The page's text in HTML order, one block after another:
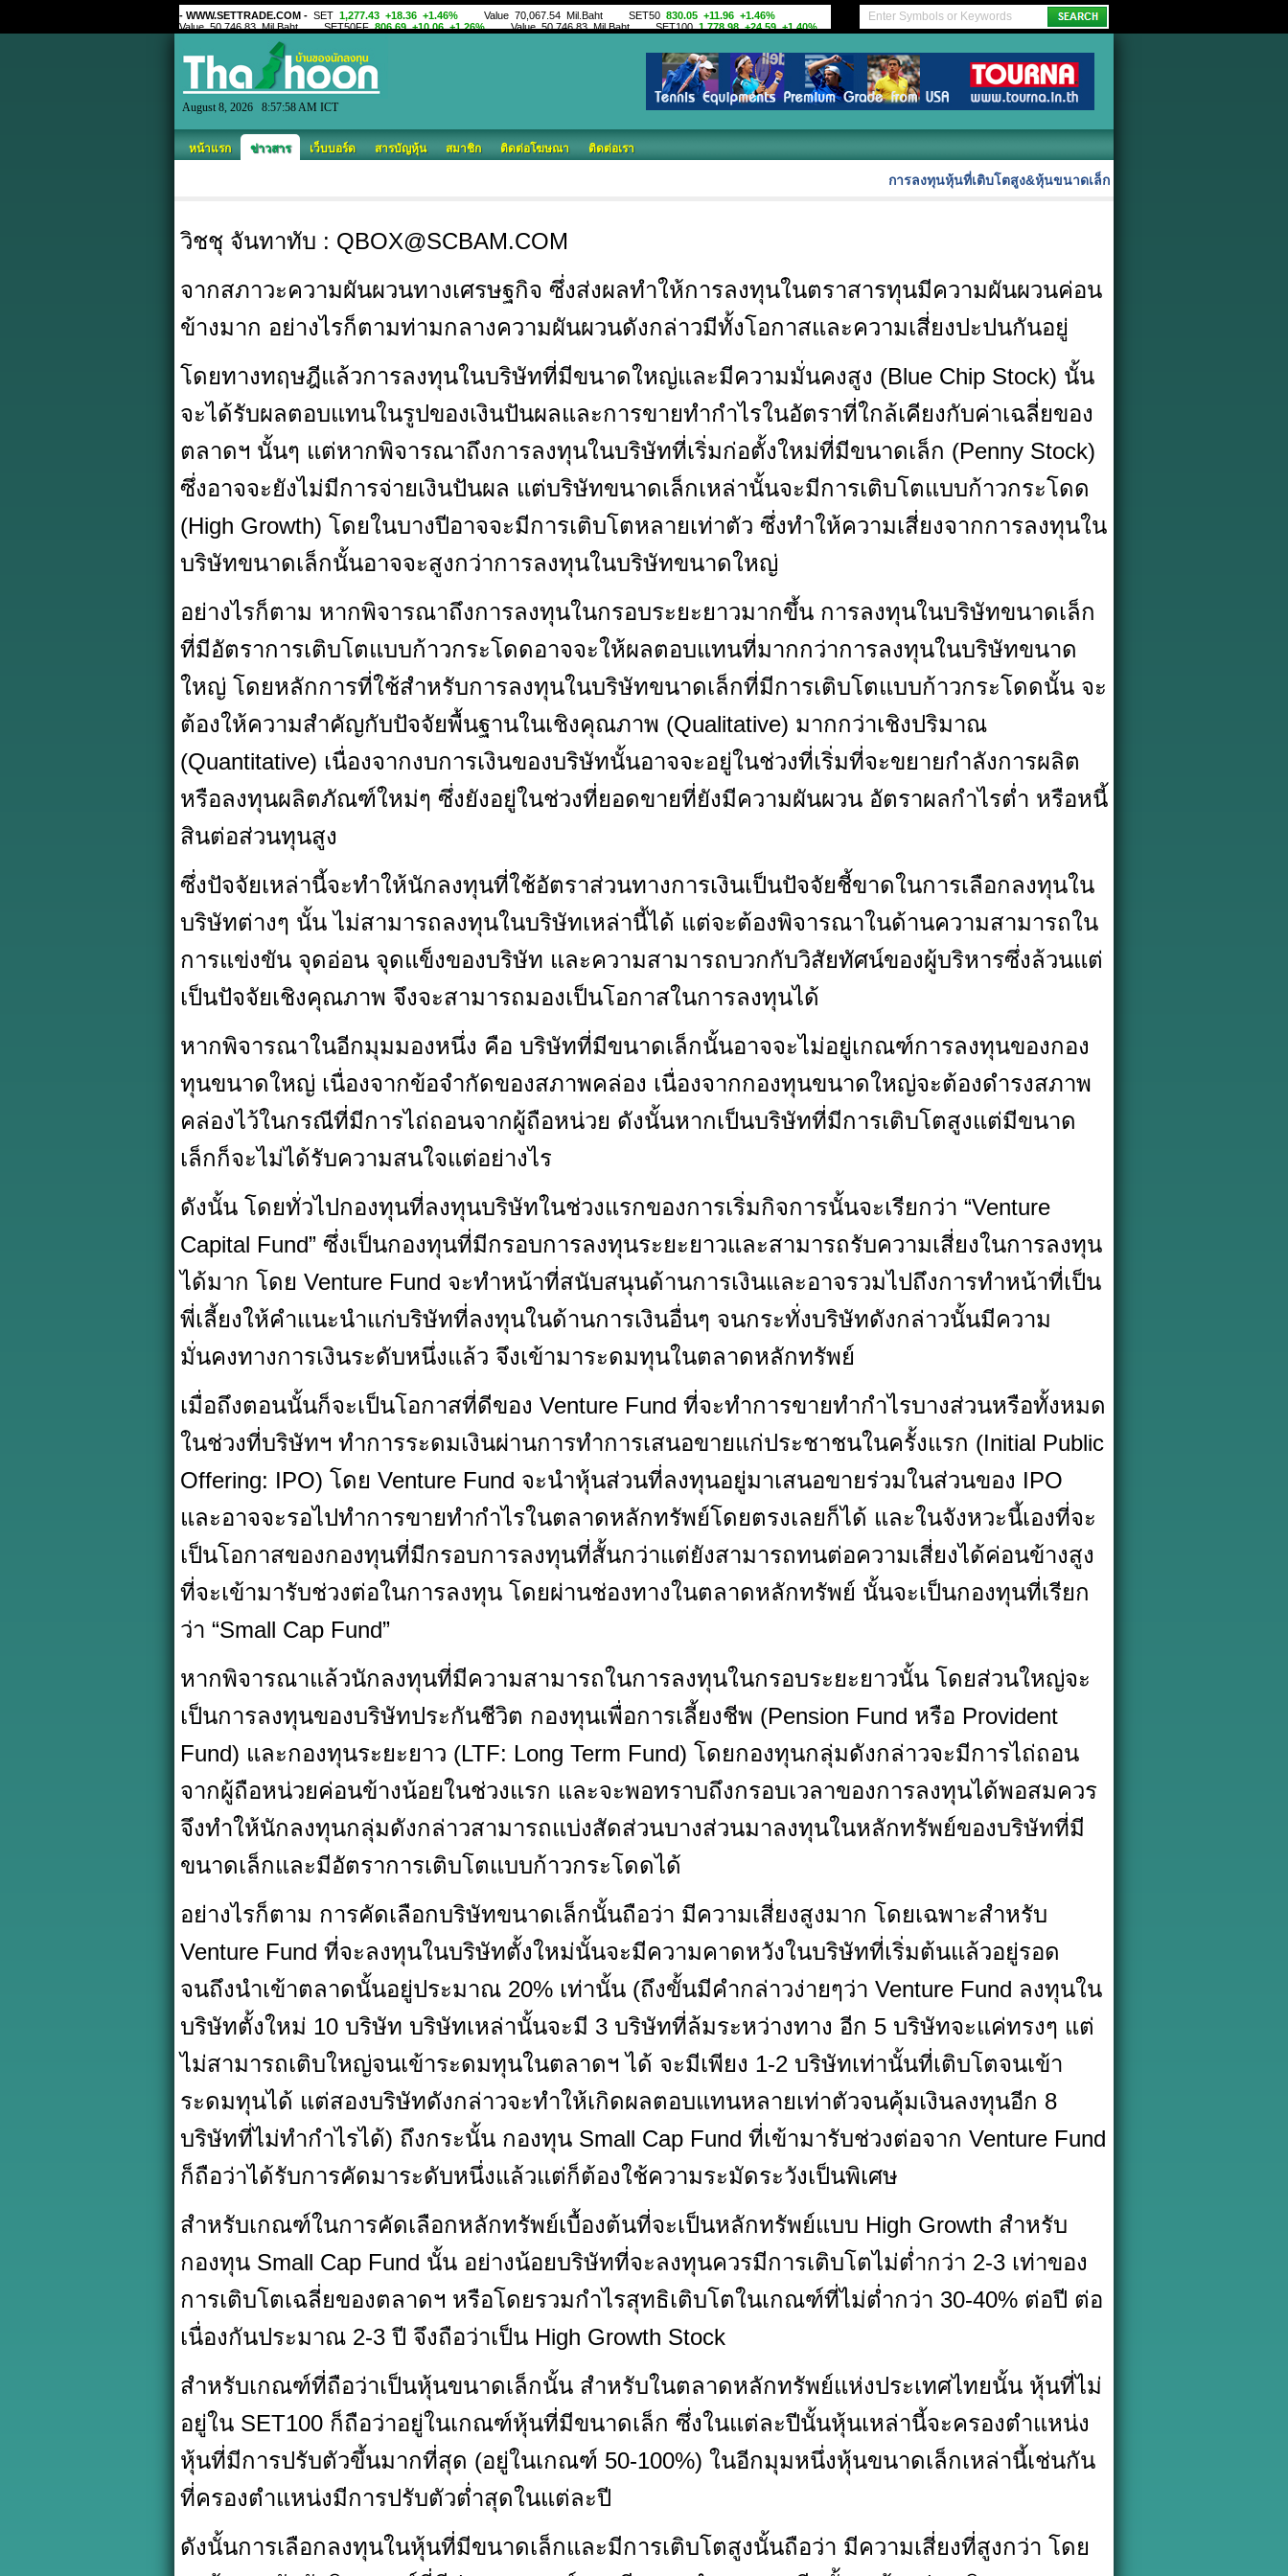
August 8, 2026 8:57:58 AM ICT
หน้าแรก ข่าวสาร เว็บบอร์ด สารบัญหุ้น สมาชิก ติดต่อโฆษณา ติดต่อเรา
การลงทุนหุ้นที่เติบโตสูง&หุ้นขนาดเล็ก
วิชชุ จันทาทับ : QBOX@SCBAM.COM
จากสภาวะความผันผวนทางเศรษฐกิจ ซึ่งส่งผลทำให้การลงทุนในตราสารทุนมีความผันผวนค่อน
ข้างมาก อย่างไรก็ตามท่ามกลางความผันผวนดังกล่าวมีทั้งโอกาสและความเสี่ยงปะปนกันอยู่
โดยทางทฤษฎีแล้วการลงทุนในบริษัทที่มีขนาดใหญ่และมีความมั่นคงสูง (Blue Chip Stock) นั้น
จะได้รับผลตอบแทนในรูปของเงินปันผลและการขายทำกำไรในอัตราที่ใกล้เคียงกับค่าเฉลี่ยของ
ตลาดฯ นั้นๆ แต่หากพิจารณาถึงการลงทุนในบริษัทที่เริ่มก่อตั้งใหม่ที่มีขนาดเล็ก (Penny Stock)
ซึ่งอาจจะยังไม่มีการจ่ายเงินปันผล แต่บริษัทขนาดเล็กเหล่านั้นจะมีการเติบโตแบบก้าวกระโดด
(High Growth) โดยในบางปีอาจจะมีการเติบโตหลายเท่าตัว ซึ่งทำให้ความเสี่ยงจากการลงทุนใน
บริษัทขนาดเล็กนั้นอาจจะสูงกว่าการลงทุนในบริษัทขนาดใหญ่
อย่างไรก็ตาม หากพิจารณาถึงการลงทุนในกรอบระยะยาวมากขึ้น การลงทุนในบริษัทขนาดเล็ก
ที่มีอัตราการเติบโตแบบก้าวกระโดดอาจจะให้ผลตอบแทนที่มากกว่าการลงทุนในบริษัทขนาด
ใหญ่ โดยหลักการที่ใช้สำหรับการลงทุนในบริษัทขนาดเล็กที่มีการเติบโตแบบก้าวกระโดดนั้น จะ
ต้องให้ความสำคัญกับปัจจัยพื้นฐานในเชิงคุณภาพ (Qualitative) มากกว่าเชิงปริมาณ
(Quantitative) เนื่องจากงบการเงินของบริษัทนั้นอาจจะอยู่ในช่วงที่เริ่มที่จะขยายกำลังการผลิต
หรือลงทุนผลิตภัณฑ์ใหม่ๆ ซึ่งยังอยู่ในช่วงที่ยอดขายที่ยังมีความผันผวน อัตราผลกำไรต่ำ หรือหนี้
สินต่อส่วนทุนสูง
ซึ่งปัจจัยเหล่านี้จะทำให้นักลงทุนที่ใช้อัตราส่วนทางการเงินเป็นปัจจัยชี้ขาดในการเลือกลงทุนใน
บริษัทต่างๆ นั้น ไม่สามารถลงทุนในบริษัทเหล่านี้ได้ แต่จะต้องพิจารณาในด้านความสามารถใน
การแข่งขัน จุดอ่อน จุดแข็งของบริษัท และความสามารถบวกกับวิสัยทัศน์ของผู้บริหารซึ่งล้วนแต่
เป็นปัจจัยเชิงคุณภาพ จึงจะสามารถมองเป็นโอกาสในการลงทุนได้
หากพิจารณาในอีกมุมมองหนึ่ง คือ บริษัทที่มีขนาดเล็กนั้นอาจจะไม่อยู่เกณฑ์การลงทุนของกอง
ทุนขนาดใหญ่ เนื่องจากข้อจำกัดของสภาพคล่อง เนื่องจากกองทุนขนาดใหญ่จะต้องดำรงสภาพ
คล่องไว้ในกรณีที่มีการไถ่ถอนจากผู้ถือหน่วย ดังนั้นหากเป็นบริษัทที่มีการเติบโตสูงแต่มีขนาด
เล็กก็จะไม่ได้รับความสนใจแต่อย่างไร
ดังนั้น โดยทั่วไปกองทุนที่ลงทุนบริษัทในช่วงแรกของการเริ่มกิจการนั้นจะเรียกว่า “Venture
Capital Fund” ซึ่งเป็นกองทุนที่มีกรอบการลงทุนระยะยาวและสามารถรับความเสี่ยงในการลงทุน
ได้มาก โดย Venture Fund จะทำหน้าที่สนับสนุนด้านการเงินและอาจรวมไปถึงการทำหน้าที่เป็น
พี่เลี้ยงให้คำแนะนำแก่บริษัทที่ลงทุนในด้านการเงินอื่นๆ จนกระทั่งบริษัทดังกล่าวนั้นมีความ
มั่นคงทางการเงินระดับหนึ่งแล้ว จึงเข้ามาระดมทุนในตลาดหลักทรัพย์
เมื่อถึงตอนนั้นก็จะเป็นโอกาสที่ดีของ Venture Fund ที่จะทำการขายทำกำไรบางส่วนหรือทั้งหมด
ในช่วงที่บริษัทฯ ทำการระดมเงินผ่านการทำการเสนอขายแก่ประชาชนในครั้งแรก (Initial Public
Offering: IPO) โดย Venture Fund จะนำหุ้นส่วนที่ลงทุนอยู่มาเสนอขายร่วมในส่วนของ IPO
และอาจจะรอไปทำการขายทำกำไรในตลาดหลักทรัพย์โดยตรงเลยก็ได้ และในจังหวะนี้เองที่จะ
เป็นโอกาสของกองทุนที่มีกรอบการลงทุนที่สั้นกว่าแต่ยังสามารถทนต่อความเสี่ยงได้ค่อนข้างสูง
ที่จะเข้ามารับช่วงต่อในการลงทุน โดยผ่านช่องทางในตลาดหลักทรัพย์ นั้นจะเป็นกองทุนที่เรียก
ว่า “Small Cap Fund”
หากพิจารณาแล้วนักลงทุนที่มีความสามารถในการลงทุนในกรอบระยะยาวนั้น โดยส่วนใหญ่จะ
เป็นการลงทุนของบริษัทประกันชีวิต กองทุนเพื่อการเลี้ยงชีพ (Pension Fund หรือ Provident
Fund) และกองทุนระยะยาว (LTF: Long Term Fund) โดยกองทุนกลุ่มดังกล่าวจะมีการไถ่ถอน
จากผู้ถือหน่วยค่อนข้างน้อยในช่วงแรก และจะพอทราบถึงกรอบเวลาของการลงทุนได้พอสมควร
จึงทำให้นักลงทุนกลุ่มดังกล่าวสามารถแบ่งสัดส่วนบางส่วนมาลงทุนในหลักทรัพย์ของบริษัทที่มี
ขนาดเล็กและมีอัตราการเติบโตแบบก้าวกระโดดได้
อย่างไรก็ตาม การคัดเลือกบริษัทขนาดเล็กนั้นถือว่า มีความเสี่ยงสูงมาก โดยเฉพาะสำหรับ
Venture Fund ที่จะลงทุนในบริษัทตั้งใหม่นั้นจะมีความคาดหวังในบริษัทที่เริ่มต้นแล้วอยู่รอด
จนถึงนำเข้าตลาดนั้นอยู่ประมาณ 20% เท่านั้น (ถึงขั้นมีคำกล่าวง่ายๆว่า Venture Fund ลงทุนใน
บริษัทตั้งใหม่ 10 บริษัท บริษัทเหล่านั้นจะมี 3 บริษัทที่ล้มระหว่างทาง อีก 5 บริษัทจะแค่ทรงๆ แต่
ไม่สามารถเติบใหญ่จนเข้าระดมทุนในตลาดฯ ได้ จะมีเพียง 1-2 บริษัทเท่านั้นที่เติบโตจนเข้า
ระดมทุนได้ แต่สองบริษัทดังกล่าวจะทำให้เกิดผลตอบแทนหลายเท่าตัวจนคุ้มเงินลงทุนอีก 8
บริษัทที่ไม่ทำกำไรได้) ถึงกระนั้น กองทุน Small Cap Fund ที่เข้ามารับช่วงต่อจาก Venture Fund
ก็ถือว่าได้รับการคัดมาระดับหนึ่งแล้วแต่ก็ต้องใช้ความระมัดระวังเป็นพิเศษ
สำหรับเกณฑ์ในการคัดเลือกหลักทรัพย์เบื้องต้นที่จะเป็นหลักทรัพย์แบบ High Growth สำหรับ
กองทุน Small Cap Fund นั้น อย่างน้อยบริษัทที่จะลงทุนควรมีการเติบโตไม่ต่ำกว่า 2-3 เท่าของ
การเติบโตเฉลี่ยของตลาดฯ หรือโดยรวมกำไรสุทธิเติบโตในเกณฑ์ที่ไม่ต่ำกว่า 30-40% ต่อปี ต่อ
เนื่องกันประมาณ 2-3 ปี จึงถือว่าเป็น High Growth Stock
สำหรับเกณฑ์ที่ถือว่าเป็นหุ้นขนาดเล็กนั้น สำหรับในตลาดหลักทรัพย์แห่งประเทศไทยนั้น หุ้นที่ไม่
อยู่ใน SET100 ก็ถือว่าอยู่ในเกณฑ์หุ้นที่มีขนาดเล็ก ซึ่งในแต่ละปีนั้นหุ้นเหล่านี้จะครองตำแหน่ง
หุ้นที่มีการปรับตัวขึ้นมากที่สุด (อยู่ในเกณฑ์ 50-100%) ในอีกมุมหนึ่งหุ้นขนาดเล็กเหล่านี้เช่นกัน
ที่ครองตำแหน่งมีการปรับตัวต่ำสุดในแต่ละปี
ดังนั้นการเลือกลงทุนในหุ้นที่มีขนาดเล็กและมีการเติบโตสูงนั้นถือว่า มีความเสี่ยงที่สูงกว่า โดย